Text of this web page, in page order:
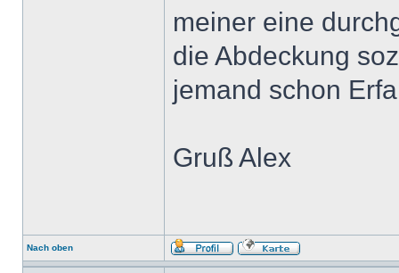
meiner eine
die Abdeckung
jemand schon
Gruß Alex
Nach oben